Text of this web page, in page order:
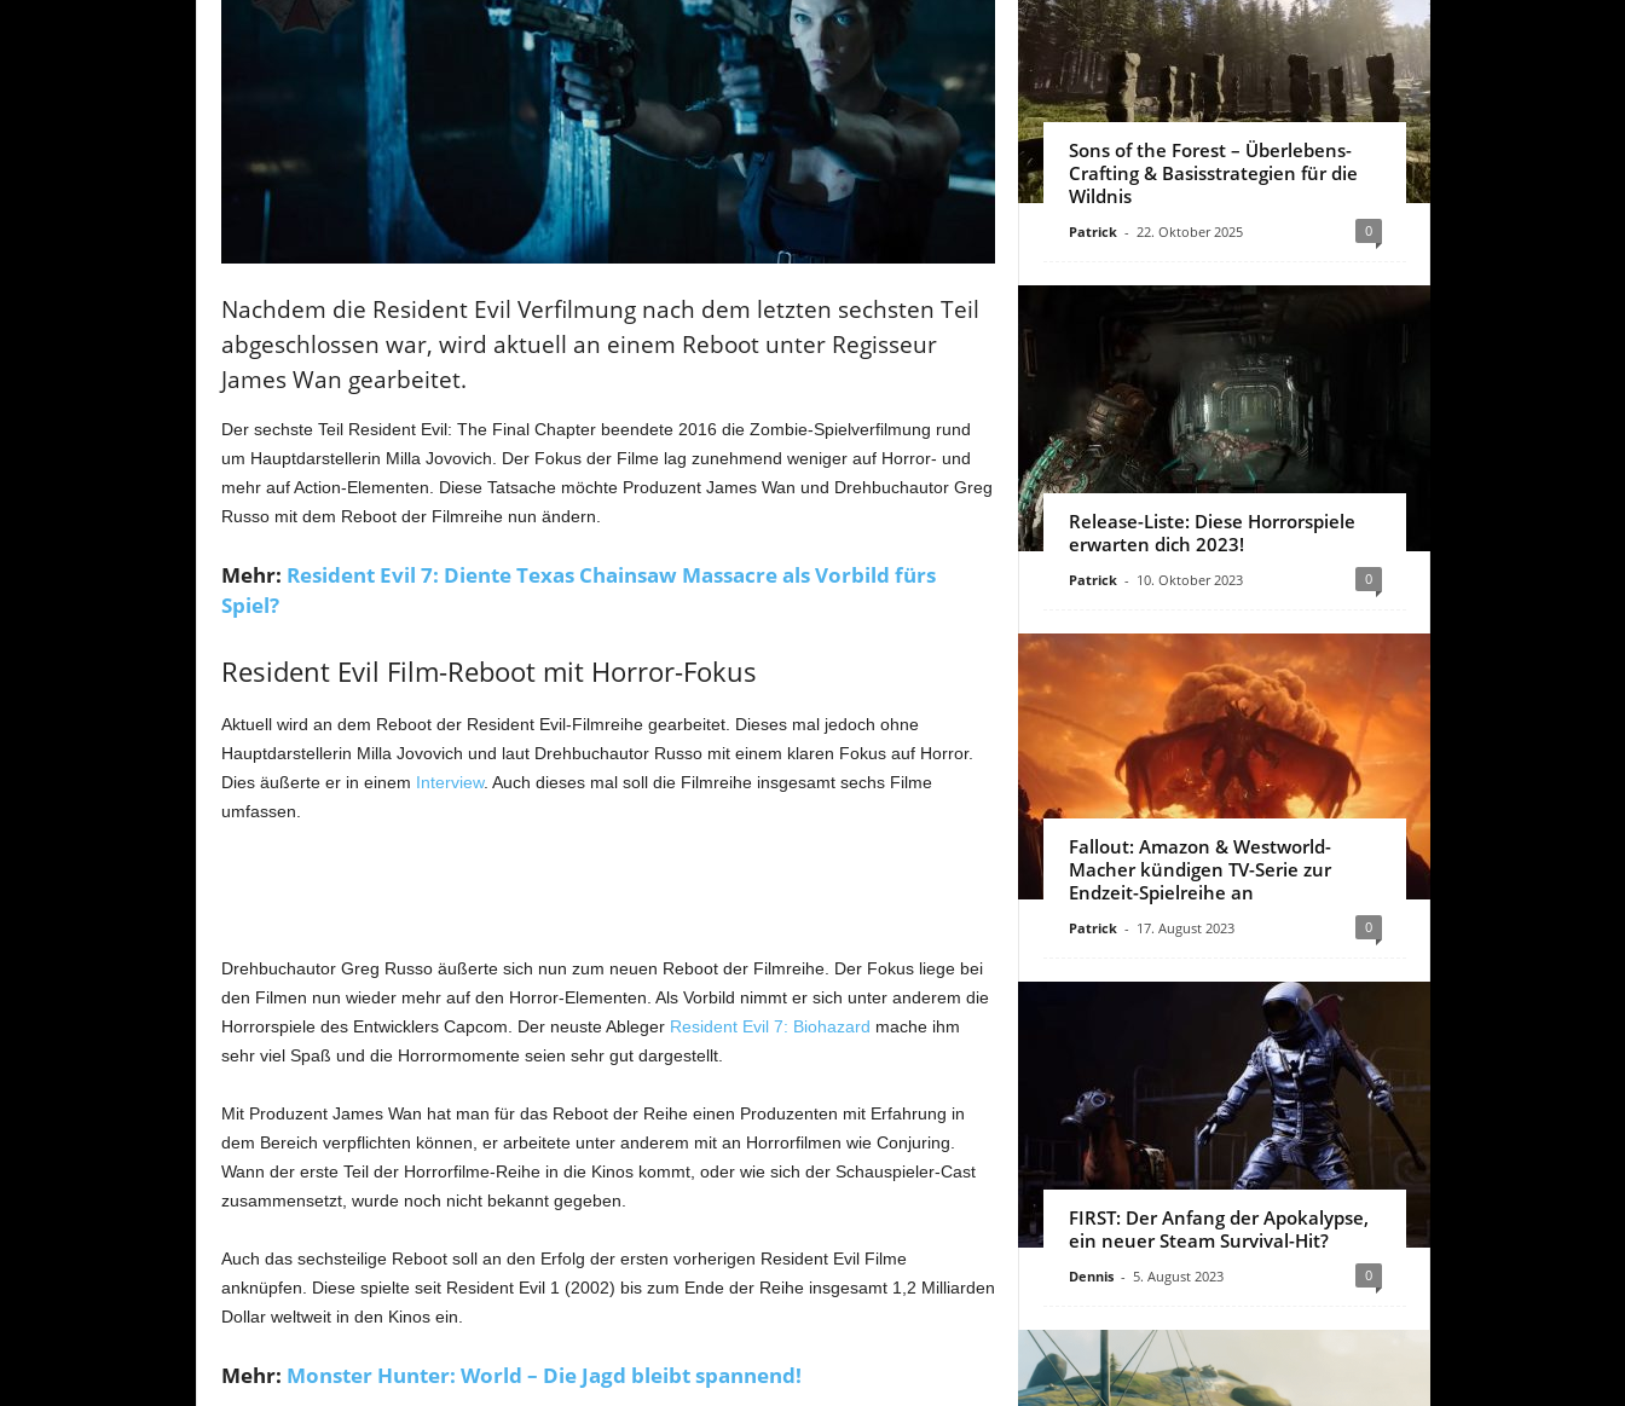
Nachdem die Resident Evil Verfilmung nach dem letzten sechsten Teil
abgeschlossen war, wird aktuell an einem Reboot unter Regisseur
James Wan gearbeitet.
Der sechste Teil Resident Evil: The Final Chapter beendete 2016 die Zombie-Spielverfilmung rund
um Hauptdarstellerin Milla Jovovich. Der Fokus der Filme lag zunehmend weniger auf Horror- und
mehr auf Action-Elementen. Diese Tatsache möchte Produzent James Wan und Drehbuchautor Greg
Russo mit dem Reboot der Filmreihe nun ändern.
Mehr: Resident Evil 7: Diente Texas Chainsaw Massacre als Vorbild fürs
Spiel?
Resident Evil Film-Reboot mit Horror-Fokus
Aktuell wird an dem Reboot der Resident Evil-Filmreihe gearbeitet. Dieses mal jedoch ohne
Hauptdarstellerin Milla Jovovich und laut Drehbuchautor Russo mit einem klaren Fokus auf Horror.
Dies äußerte er in einem Interview. Auch dieses mal soll die Filmreihe insgesamt sechs Filme
umfassen.
Drehbuchautor Greg Russo äußerte sich nun zum neuen Reboot der Filmreihe. Der Fokus liege bei
den Filmen nun wieder mehr auf den Horror-Elementen. Als Vorbild nimmt er sich unter anderem die
Horrorspiele des Entwicklers Capcom. Der neuste Ableger Resident Evil 7: Biohazard mache ihm
sehr viel Spaß und die Horrormomente seien sehr gut dargestellt.
Mit Produzent James Wan hat man für das Reboot der Reihe einen Produzenten mit Erfahrung in
dem Bereich verpflichten können, er arbeitete unter anderem mit an Horrorfilmen wie Conjuring.
Wann der erste Teil der Horrorfilme-Reihe in die Kinos kommt, oder wie sich der Schauspieler-Cast
zusammensetzt, wurde noch nicht bekannt gegeben.
Auch das sechsteilige Reboot soll an den Erfolg der ersten vorherigen Resident Evil Filme
anknüpfen. Diese spielte seit Resident Evil 1 (2002) bis zum Ende der Reihe insgesamt 1,2 Milliarden
Dollar weltweit in den Kinos ein.
Mehr: Monster Hunter: World – Die Jagd bleibt spannend!
Sons of the Forest – Überlebens-
Crafting & Basisstrategien für die
Wildnis
Patrick - 22. Oktober 2025 0
Release-Liste: Diese Horrorspiele
erwarten dich 2023!
Patrick - 10. Oktober 2023 0
Fallout: Amazon & Westworld-
Macher kündigen TV-Serie zur
Endzeit-Spielreihe an
Patrick - 17. August 2023 0
FIRST: Der Anfang der Apokalypse,
ein neuer Steam Survival-Hit?
Dennis - 5. August 2023 0